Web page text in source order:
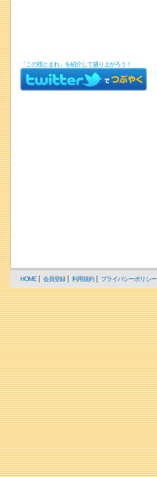
「この指とまれ」を紹介して盛り上がろう！
HOME 会員登録 利用規約 プライバシーポリシー